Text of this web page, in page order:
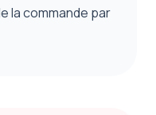
la commande par